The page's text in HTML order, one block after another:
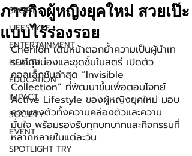
SPORT
LIFESTYLE
ENTERTAINMENT
HEALTH
EDUCATION
IMPACT
SOCIETY
EVENT
SPOTLIGHT TRY
ภารกิจผู้หญิงยุคใหม่ สวยเป๊ะ
แบบไร้ร่องรอย
Cherilon เดินหน้าตอกย้ำความเป็นผู้นำเท
รนด์ถุงน่องและชุดชั้นในสตรี เปิดตัว
คอลเล็กชันล่าสุด “Invisible
Collection” ที่พัฒนาขึ้นเพื่อตอบโจทย์
Active Lifestyle ของผู้หญิงยุคใหม่ มอบ
ความลงตัวทั้งความคล่องตัวและความ
มั่นใจ พร้อมรองรับทุกบทบาทและกิจกรรมที่
หลากหลายในแต่ละวัน